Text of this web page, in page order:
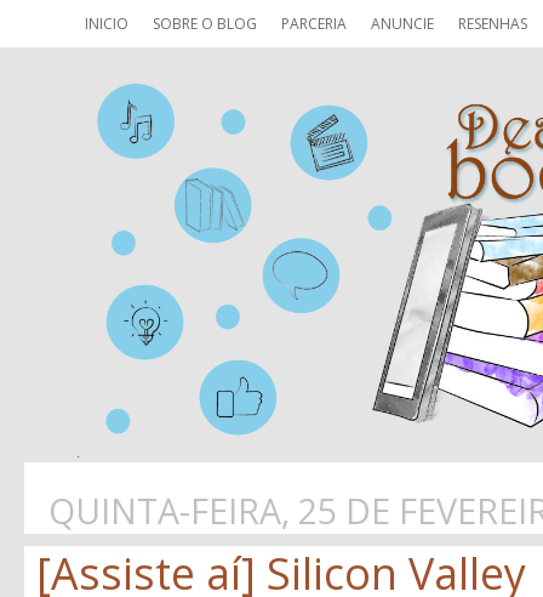
INICIO SOBRE O BLOG PARCERIA ANUNCIE RESENHAS
QUINTA-FEIRA, 25 DE
[Assiste aí] Silicon Valley